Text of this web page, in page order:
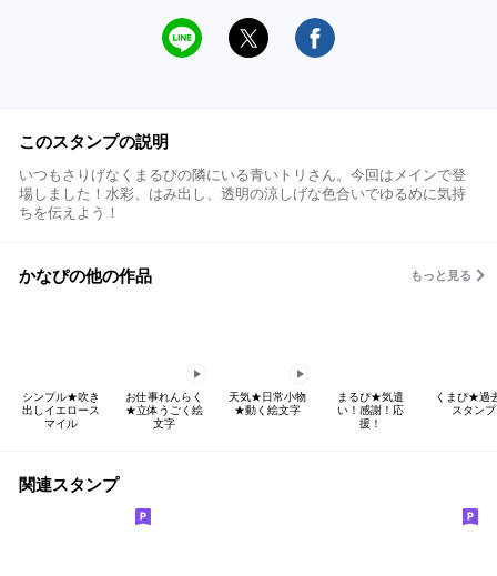
このスタンプの説明
いつもさりげなくまるぴの隣にいる青いトリさん。今回はメインで登
場しました！水彩、はみ出し、透明の涼しげな色合いでゆるめに気持
ちを伝えよう！
かなぴの他の作品 もっと見る
シンプル★吹き
出しイエロース
マイル
お仕事れんらく
★立体うごく絵
文字
天気★日常小物
★動く絵文字
まるぴ★気遣
い！感謝！応
援！
くまぴ★過
スタンプ
関連スタンプ